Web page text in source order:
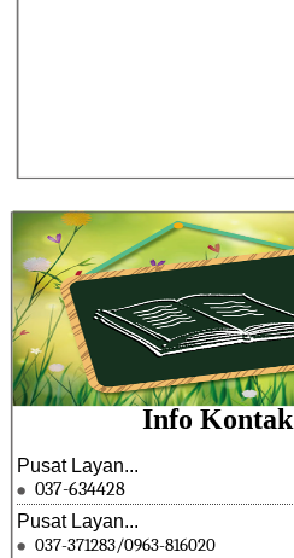
Info Kontak
Pusat Layan...
037-634428
Pusat Layan...
037-371283/0963-816020